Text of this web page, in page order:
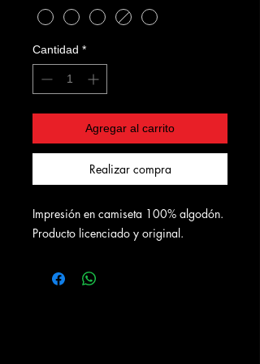
Cantidad *
Agregar al carrito
Realizar compra
Impresión en camiseta 100% algodón.
Producto licenciado y original.